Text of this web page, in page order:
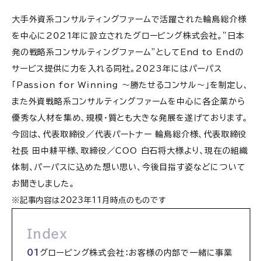
大手外資系コンサルティングファームで活躍された輪島総介様
を中心に2021年に設立されたグロービング株式会社。”日本
発の戦略系コンサルティングファーム”としてEnd to Endの
サービス提供に力を入れる同社。2023年にはパーパス
「Passion for Winning ～勝たせるコンサル～」を制定し、
また外資戦略系コンサルティングファームを中心に各企業から
優秀な人材を集め、規模・質とも大きな発展を遂げております。
今回は、代表取締役／代表パートナー 輪島総介様、代表取締役
社長 田中耕平様、取締役／COO 白石将大様より、現在の組織
体制、パーパスに込めた想い思い、今後目指す姿などについて
お聞きしました。
※記事内容は2023年11月時点のものです
Index
グロービング株式会社：お客様の内部で一緒に事業